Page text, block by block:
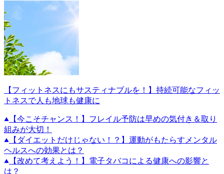
【フィットネスにもサスティナブルを！】持続可能なフィッ
トネスで人も地球も健康に
【今こそチャンス！】フレイル予防は早めの気付き＆取り
組みが大切！
【ダイエットだけじゃない！？】運動がもたらすメンタル
ヘルスへの効果とは？
【改めて考えよう！】電子タバコによる健康への影響と
は？